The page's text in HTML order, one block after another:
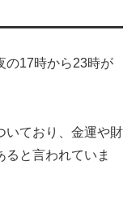
の17時から23時が
いており、金運や財
と言われていま